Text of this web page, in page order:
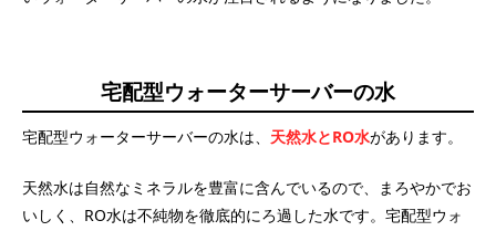
宅配型ウォーターサーバーの水
宅配型ウォーターサーバーの水は、 天然水とRO水があります。
天然水は自然なミネラルを豊富に含んでいるので、まろやかでお
いしく、RO水は不純物を徹底的にろ過した水です。宅配型ウォ